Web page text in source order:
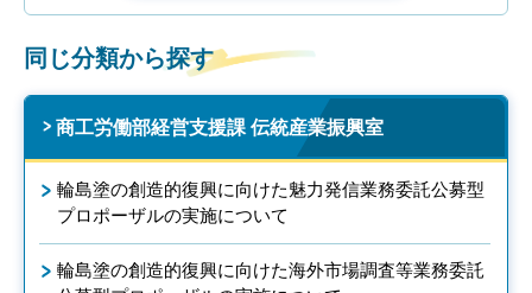
同じ分類から探す
商工労働部経営支援課 伝統産業振興室
輪島塗の創造的復興に向けた魅力発信業務委託公募型
プロポーザルの実施について
輪島塗の創造的復興に向けた海外市場調査等業務委託